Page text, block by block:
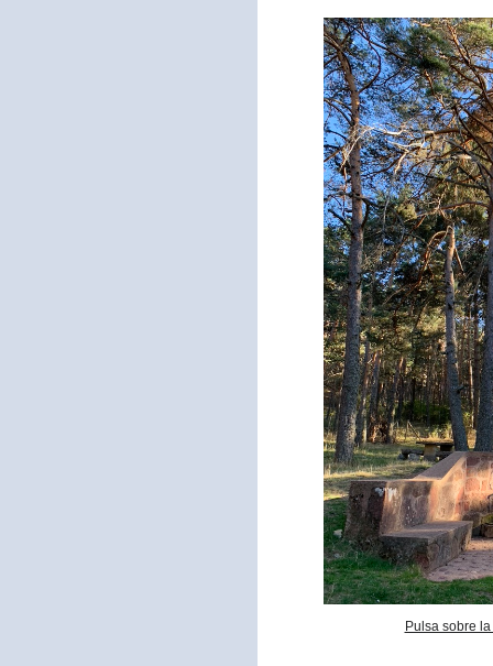
Pulsa sobre